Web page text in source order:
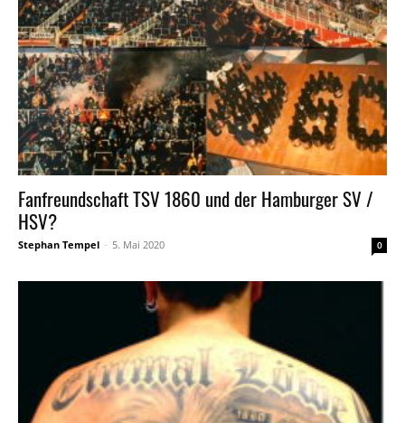
Fanfreundschaft TSV 1860 und der Hamburger SV /
HSV?
Stephan Tempel - 5. Mai 2020 0